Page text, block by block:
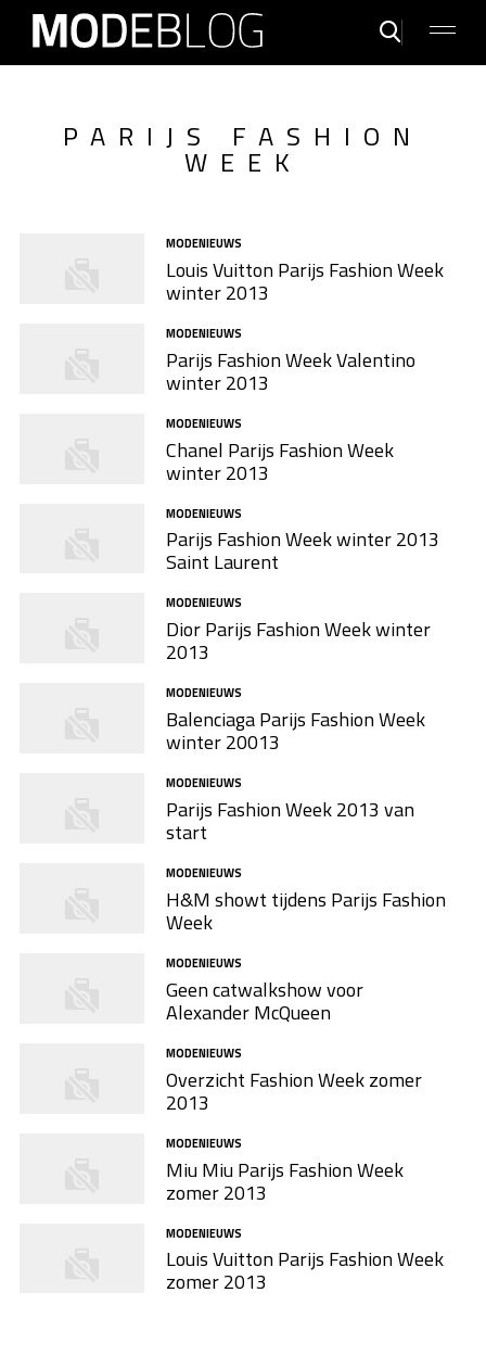
PARIJS FASHION
WEEK
MODENIEUWS
Louis Vuitton Parijs Fashion Week
winter 2013
MODENIEUWS
Parijs Fashion Week Valentino
winter 2013
MODENIEUWS
Chanel Parijs Fashion Week
winter 2013
MODENIEUWS
Parijs Fashion Week winter 2013
Saint Laurent
MODENIEUWS
Dior Parijs Fashion Week winter
2013
MODENIEUWS
Balenciaga Parijs Fashion Week
winter 20013
MODENIEUWS
Parijs Fashion Week 2013 van
start
MODENIEUWS
H&M showt tijdens Parijs Fashion
Week
MODENIEUWS
Geen catwalkshow voor
Alexander McQueen
MODENIEUWS
Overzicht Fashion Week zomer
2013
MODENIEUWS
Miu Miu Parijs Fashion Week
zomer 2013
MODENIEUWS
Louis Vuitton Parijs Fashion Week
zomer 2013